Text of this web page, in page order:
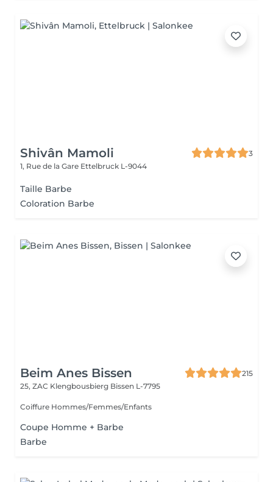
Shivân Mamoli
3
1, Rue de la Gare Ettelbruck L-9044
Taille Barbe
Coloration Barbe
Beim Anes Bissen
215
25, ZAC Klengbousbierg Bissen L-7795
Coiffure Hommes/Femmes/Enfants
Coupe Homme + Barbe
Barbe